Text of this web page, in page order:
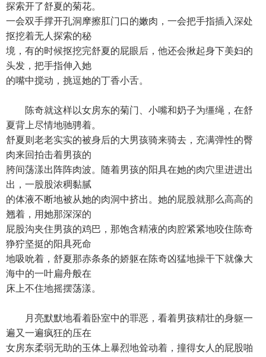
探索开了舒夏的菊花。
一会双手撑开孔洞摩擦肛门口的嫩肉，一会把手指插入深处
抠挖着无人探索的秘
境，有的时候抠挖完舒夏的屁眼后，他还会揪起身下美妇的
头发，把手指伸入她
的嘴中搅动，挑逗她的丁香小舌。
陈奇就这样以女房东的菊门、小嘴和奶子为缰绳，在舒
夏背上尽情地驰骋着。
舒夏则老老实实的被身后的大男孩骑来骑去，充满弹性的臀
肉来回拍击着男孩的
胯间荡漾出阵阵肉波。随着男孩的阳具在她的肉穴里进进出
出，一股股浓稠黏腻
的体液不断地被从她的肉洞中挤出。她的屁股就那么高高的
翘着，用她那深深的
屁股沟夹住男孩的鸡巴，那饱含精液的肉腔紧紧地咬住陈奇
狰狞坚挺的阳具死命
地吸吮着，舒夏那赤条条的娇躯在陈奇凶猛地操干下就像大
海中的一叶扁舟般在
床上不住地摇摆荡漾。
月亮默默地看着卧室中的罪恶，看着男孩精壮的身躯一
遍又一遍疯狂的压在
女房东柔弱无助的玉体上暴烈地耸动着，撞得女人的屁股啪